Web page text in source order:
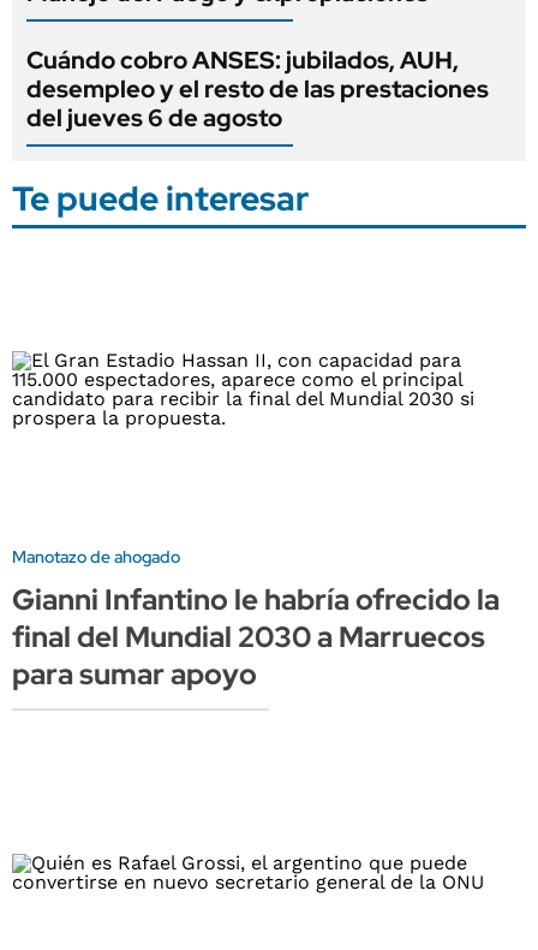
Cuándo cobro ANSES: jubilados, AUH,
desempleo y el resto de las prestaciones
del jueves 6 de agosto
Te puede interesar
Manotazo de ahogado
Gianni Infantino le habría ofrecido la
final del Mundial 2030 a Marruecos
para sumar apoyo